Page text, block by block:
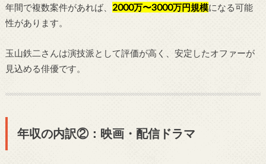
年間で複数案件があれば、 2000万〜3000万円規模になる可能
性があります。
玉山鉄二さんは演技派として評価が高く、安定したオファーが
見込める俳優です。
年収の内訳②：映画・配信ドラマ